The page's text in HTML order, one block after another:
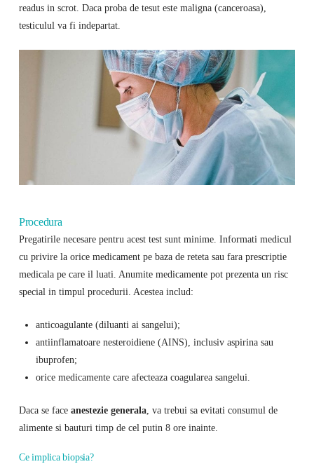
readus in scrot. Daca proba de tesut este maligna (canceroasa),
testiculul va fi indepartat.
Procedura
Pregatirile necesare pentru acest test sunt minime. Informati medicul
cu privire la orice medicament pe baza de reteta sau fara prescriptie
medicala pe care il luati. Anumite medicamente pot prezenta un risc
special in timpul procedurii. Acestea includ:
anticoagulante (diluanti ai sangelui);
antiinflamatoare nesteroidiene (AINS), inclusiv aspirina sau
ibuprofen;
orice medicamente care afecteaza coagularea sangelui.
Daca se face anestezie generala, va trebui sa evitati consumul de
alimente si bauturi timp de cel putin 8 ore inainte.
Ce implica biopsia?